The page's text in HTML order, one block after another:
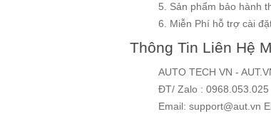
5. Sản phẩm bảo hành
6. Miễn Phí hỗ trợ cài
Thông Tin Liên Hệ
AUTO TECH VN -
ĐT/ Zalo : 0968.053.025
Email: support@aut.vn